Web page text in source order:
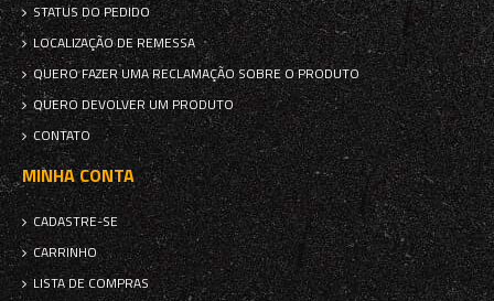
STATUS DO PEDIDO
LOCALIZAÇÃO DE REMESSA
QUERO FAZER UMA RECLAMAÇÃO SOBRE O PRODUTO
QUERO DEVOLVER UM PRODUTO
CONTATO
MINHA CONTA
CADASTRE-SE
CARRINHO
LISTA DE COMPRAS